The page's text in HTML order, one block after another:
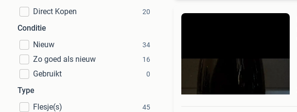
Direct Kopen
20
Conditie
Nieuw
34
Zo goed als nieuw 16
Gebruikt 0
Type
Flesje(s)
45